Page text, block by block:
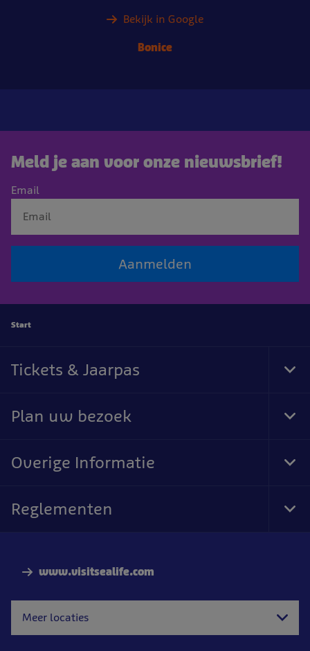
Bekijk in Google
Bonice
Meld je aan voor onze nieuwsbrief!
Email
Aanmelden
www.visitsealife.com
Meer locaties
Start
Tickets & Jaarpas
Plan uw bezoek
Overige Informatie
Reglementen